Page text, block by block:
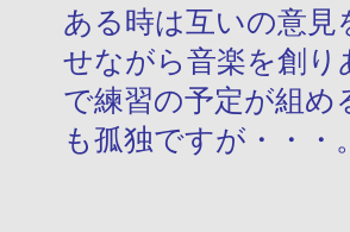
ある時は互いの意見
せながら音楽を創
で練習の予定が組
も孤独ですが・・・